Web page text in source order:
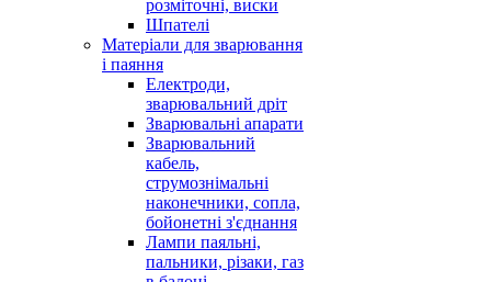
розміточні, виски
Шпателі
Матеріали для зварювання
і паяння
Електроди,
зварювальний дріт
Зварювальні апарати
Зварювальний
кабель,
струмознімальні
наконечники, сопла,
бойонетні з'єднання
Лампи паяльні,
пальники, різаки, газ